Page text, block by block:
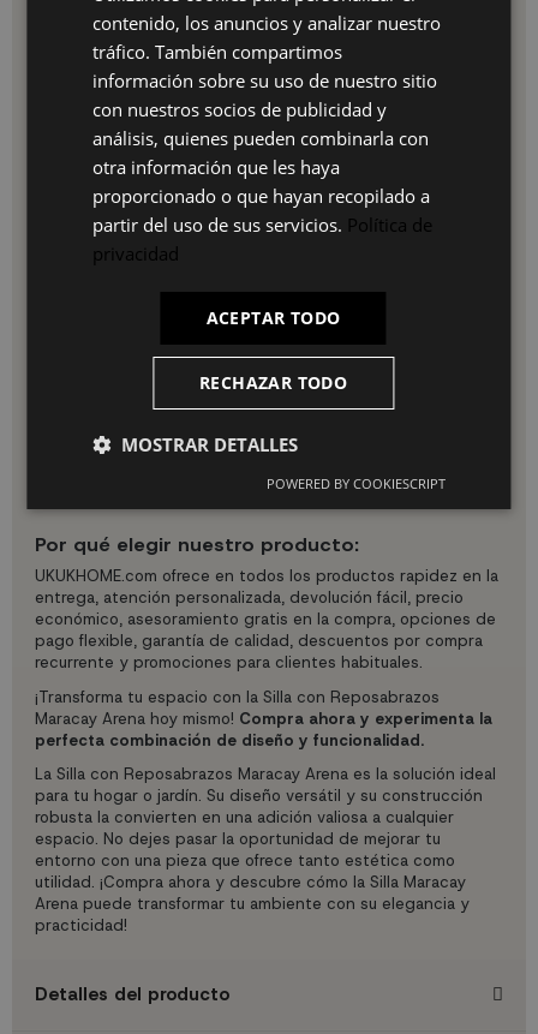
Ventajas:
Confort superior: Reposabrazos y diseño ergonómico
para una experiencia de asiento agradable.
Estética natural: Mejora el atractivo visual de cualquier
espacio con su diseño sofisticado y color arena.
Durabilidad garantizada: Construcción robusta que
resiste el uso diario y las inclemencias del tiempo.
Versatilidad en el uso: Perfecta para diversas
configuraciones, desde jardines hasta comedores.
Fácil de limpiar: Materiales que permiten un
Uso e instalación:
usar y mantener, asegurando una experiencia de
usuario satisfactoria:
Colocación: Ubica la silla en el espacio que desees
realzar con su diseño.
Mantenimiento: Limpia con un paño suave y húmedo
Por qué elegir nuestro producto:
UKUKHOME.com ofrece en todos los productos rapidez en la
entrega, atención personalizada, devolución fácil, precio
económico, asesoramiento gratis en la compra, opciones de
pago flexible, garantía de calidad, descuentos por compra
recurrente y promociones para clientes habituales.
¡Transforma tu espacio con la Silla con Reposabrazos
Maracay Arena hoy mismo! Compra ahora y experimenta la
perfecta combinación de diseño y funcionalidad.
La Silla con Reposabrazos Maracay Arena es la solución ideal
para tu hogar o jardín. Su diseño versátil y su construcción
robusta la convierten en una adición valiosa a cualquier
espacio. No dejes pasar la oportunidad de mejorar tu
entorno con una pieza que ofrece tanto estética como
utilidad. ¡Compra ahora y descubre cómo la Silla Maracay
Arena puede transformar tu ambiente con su elegancia y
practicidad!
Detalles del producto
ES
PT
contenido, los anuncios y analizar nuestro
tráfico. También compartimos
información sobre su uso de nuestro sitio
con nuestros socios de publicidad y
análisis, quienes pueden combinarla con
otra información que les haya
proporcionado o que hayan recopilado a
partir del uso de sus servicios. Política de
privacidad
ACEPTAR TODO
RECHAZAR TODO
MOSTRAR DETALLES
POWERED BY COOKIESCRIPT